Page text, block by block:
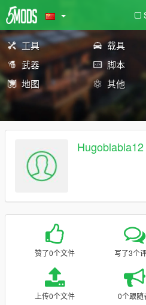
工具 载具
武器
脚本
地图
其他
Hugoblabla12
赞了0个文件 写了3个
上传0个文件 0个跟随